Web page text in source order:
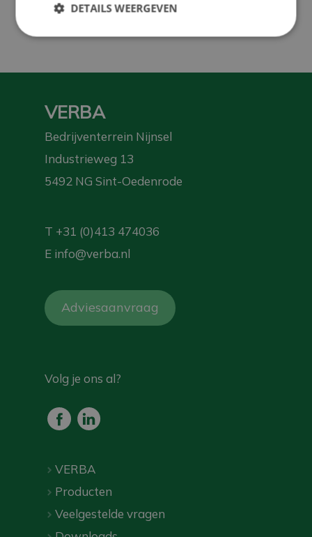
VERBA
Bedrijventerrein Nijnsel
Industrieweg 13
5492 NG Sint-Oedenrode
T +31 (0)413 474036
E info@verba.nl
Adviesaanvraag
Volg je ons al?
VERBA
Producten
Veelgestelde vragen
DETAILS WEERGEVEN